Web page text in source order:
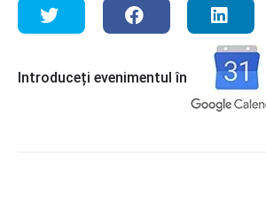
Introduceți evenimentul în